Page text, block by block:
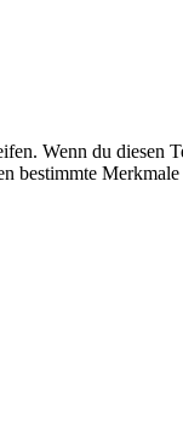
Wenn du diesen
bestimmte